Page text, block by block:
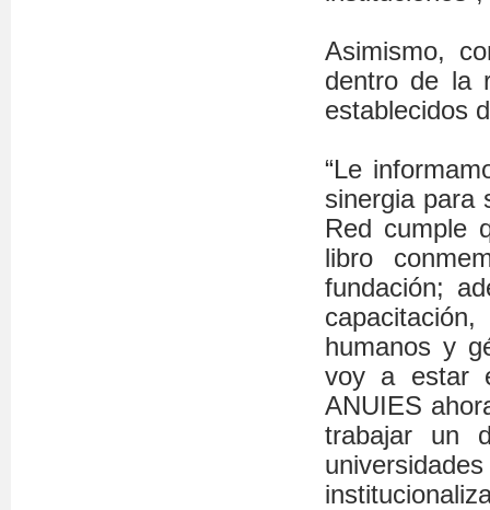
Asimismo,
dentro de la
establecidos
“Le
sinergia para
Red cumple
libro
fundación;
humanos y
voy a estar
ANUIES
trabajar un